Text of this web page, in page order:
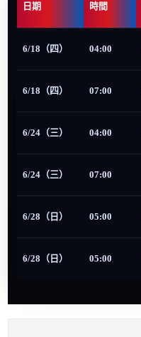
日期 時間
6/18（四） 04:00
6/18（四） 07:00
6/24（三） 04:00
6/24（三） 07:00
6/28（日） 05:00
6/28（日） 05:00